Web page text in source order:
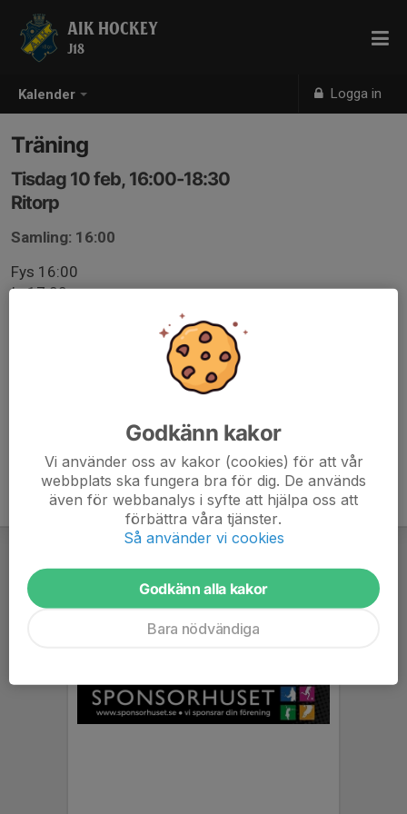
Kalender Logga in
AIK HOCKEY
J18
Träning
Tisdag 10 feb, 16:00-18:30
Ritorp
Samling: 16:00
Fys 16:00
Is 17:00
Godkänn kakor
Vi använder oss av kakor (cookies) för att vår
webbplats ska fungera bra för dig. De används
även för webbanalys i syfte att hjälpa oss att
förbättra våra tjänster.
Så använder vi cookies
Godkänn alla kakor
Bara nödvändiga